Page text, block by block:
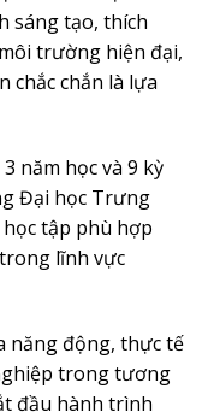
sáng tạo, thích
trường hiện đại,
chắn là lựa
năm học và 9 kỳ
Đại học Trưng
tập phù hợp
lĩnh vực
năng động, thực tế
trong tương
đầu hành trình